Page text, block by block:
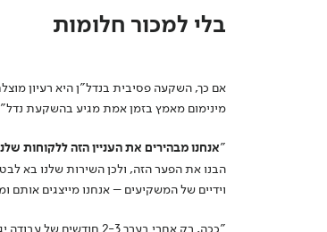
בלי למכור חלומות
אם כך, השקעה פסיבית בנדל"ן היא רעיון
מינימום מאמץ בזמן אמת מגיע בהשקעת
"אנחנו מבהירים את העניין הזה ללקוחות
הבנו את הפער הזה, ולכן השירות שלנו בא
וידיים של המשקיעים – אנחנו מייצגים אותם